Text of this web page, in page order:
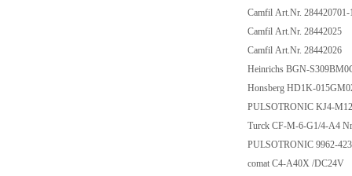
Camfil Art.Nr.
Camfil Art.Nr. 28442025
Camfil Art.Nr. 28442026
Heinrichs BGN-
Honsberg HD1K-
PULSOTRONIC KJ4-
Turck CF-M-6-G1/4-A4
PULSOTRONIC 9962-
comat C4-A40X /DC24V